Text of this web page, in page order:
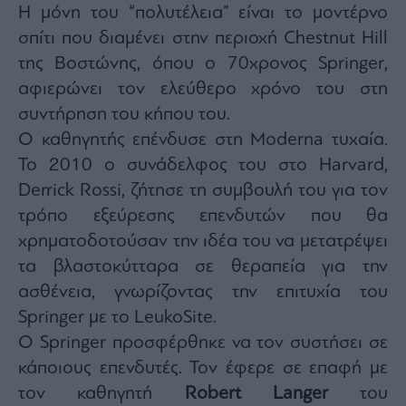
Η μόνη του “πολυτέλεια” είναι το μοντέρνο
σπίτι που διαμένει στην περιοχή Chestnut Hill
της Βοστώνης, όπου ο 70χρονος Springer,
αφιερώνει τον ελεύθερο χρόνο του στη
συντήρηση του κήπου του.
Ο καθηγητής επένδυσε στη Moderna τυχαία.
Το 2010 ο συνάδελφος του στο Harvard,
Derrick Rossi, ζήτησε τη συμβουλή του για τον
τρόπο εξεύρεσης επενδυτών που θα
χρηματοδοτούσαν την ιδέα του να μετατρέψει
τα βλαστοκύτταρα σε θεραπεία για την
ασθένεια, γνωρίζοντας την επιτυχία του
Springer με το LeukoSite.
Ο Springer προσφέρθηκε να τον συστήσει σε
κάποιους επενδυτές. Τον έφερε σε επαφή με
τον καθηγητή
Robert Langerτου